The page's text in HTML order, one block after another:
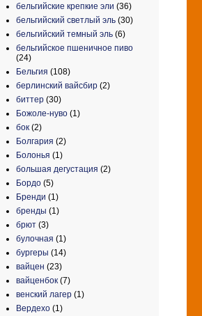
бельгийские крепкие эли (36)
бельгийский светлый эль (30)
бельгийский темный эль (6)
бельгийское пшеничное пиво
(24)
Бельгия (108)
берлинский вайсбир (2)
биттер (30)
Божоле-нуво (1)
бок (2)
Болгария (2)
Болонья (1)
большая дегустация (2)
Бордо (5)
Бренди (1)
бренды (1)
брют (3)
булочная (1)
бургеры (14)
вайцен (23)
вайценбок (7)
венский лагер (1)
Вердехо (1)